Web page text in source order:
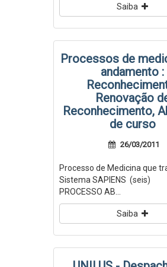
Saiba
Processos de
andamento :
Renovação
Reconhecimento,
de curso
26/03/2011
Processo de Medicina que
Sistema SAPIENS
PROCESSO AB...
Saiba